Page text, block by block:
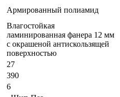
Армированный полиамид
Влагостойкая
ламинированная фанера 12 мм
с окрашеной антискользящей
поверхностью
27
390
6